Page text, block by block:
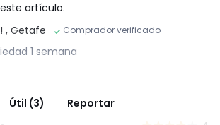
artículo.
, Getafe Comprador verificado
1 semana
Útil (3)
Reportar